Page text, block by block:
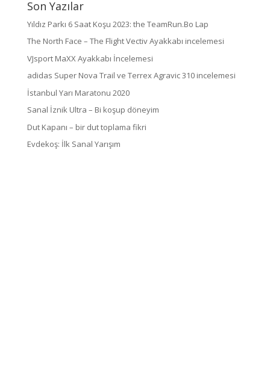
Son Yazılar
Yıldız Parkı 6 Saat Koşu 2023: the TeamRun.Bo Lap
The North Face – The Flight Vectiv Ayakkabı incelemesi
VJsport MaXX Ayakkabı İncelemesi
adidas Super Nova Trail ve Terrex Agravic 310 incelemesi
İstanbul Yarı Maratonu 2020
Sanal İznik Ultra – Bi koşup döneyim
Dut Kapanı – bir dut toplama fikri
Evdekoş: İlk Sanal Yarışım